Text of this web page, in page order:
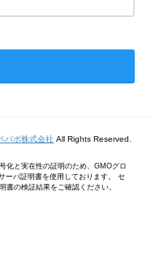
パボ株式会社 All Rights Reserved.
化と実在性の証明のため、GMOグロ
ーバ証明書を使用しております。 セ
書の検証結果をご確認ください。